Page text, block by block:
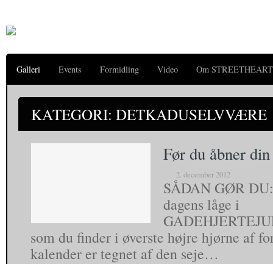
Galleri Events Formidling Video Om STREETHEART
KATEGORI: DETKADUSELVVÆRE
Før du åbner
2. december 2012
SÅDAN GØR
dagens låge i
som du finder i øverste højre hjørne af
kalender er tegnet af den seje…